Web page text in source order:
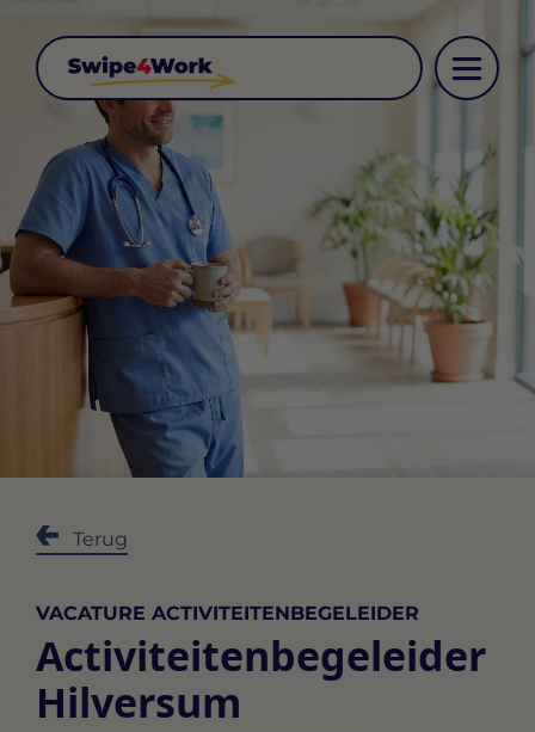
Terug
VACATURE ACTIVITEITENBEGELEIDER
Activiteitenbegeleider
Hilversum